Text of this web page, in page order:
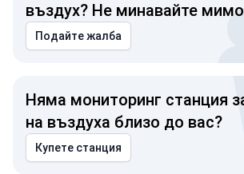
въздух? Не минавайте
Подайте жалба
Няма мониторинг станция
на въздуха близо до вас?
Купете станция